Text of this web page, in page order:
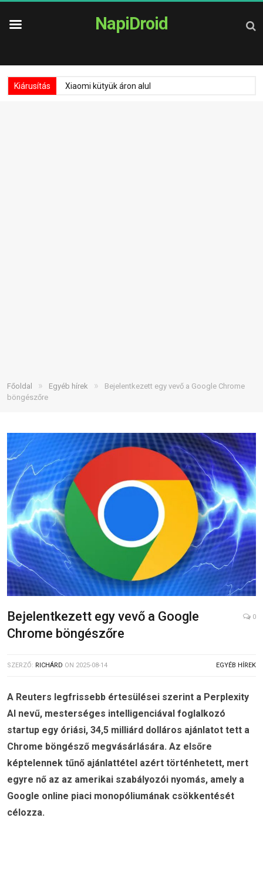
NapiDroid
Kiárusítás Xiaomi kütyük áron alul
Főoldal » Egyéb hírek »
Bejelentkezett egy vevő a Google Chrome
böngészőre
Bejelentkezett egy vevő a Google
Chrome böngészőre
0
SZERZŐ: RICHÁRD ON 2025-08-14 EGYÉB HÍREK
A Reuters legfrissebb értesülései szerint a Perplexity
AI nevű, mesterséges intelligenciával foglalkozó
startup egy óriási, 34,5 milliárd dolláros ajánlatot tett a
Chrome böngésző megvásárlására. Az elsőre
képtelennek tűnő ajánlattétel azért történhetett, mert
egyre nő az az amerikai szabályozói nyomás, amely a
Google online piaci monopóliumának csökkentését
célozza.